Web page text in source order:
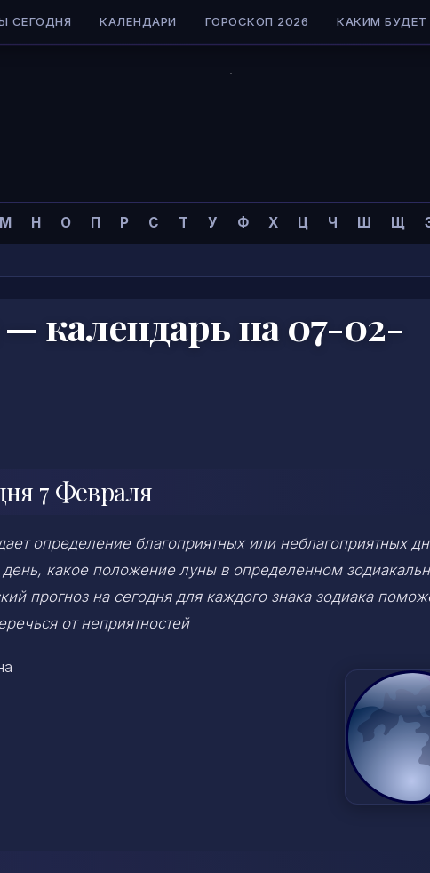
СЕГОДНЯ КАЛЕНДАРИ ГОРОСКОП 2026 КАКИМ БУДЕТ
М Н О П Р С Т У Ф Х Ц Ч Ш Щ
календарь на 07-02-
7 Февраля
определение благоприятных или неблагоприятных
день, какое положение луны в определенном
прогноз на сегодня для каждого знака зодиака
от неприятностей